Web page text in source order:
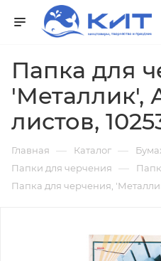
Папка для
'Металлик',
листов,
Главная — Каталог —
Папки для черчения —
Папка для черчения,